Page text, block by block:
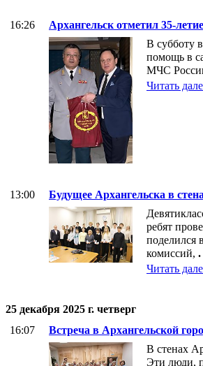
16:26
Архангельск отметил 35-
В субботу
помощь в
МЧС
Читать
13:00
Будущее Архангельска в
ребят
поделился
комиссий, .
Читать
25 декабря 2025 г. четверг
16:07
Встреча в Архангельской
В стенах
Эти люди,